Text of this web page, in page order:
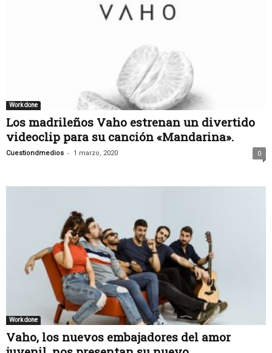
Work done
Los madrileños Vaho estrenan un divertido
videoclip para su canción «Mandarina».
Cuestiondmedios - 1 marzo, 2020 0
Work done
Vaho, los nuevos embajadores del amor